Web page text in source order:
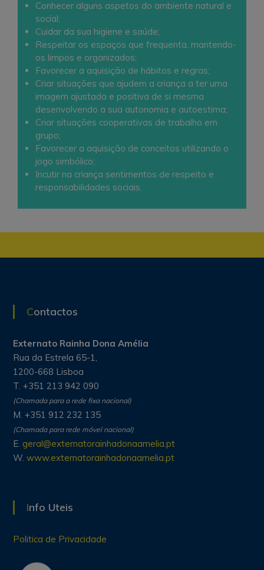
Conhecer alguns aspetos do ambiente natural e
social;
Cuidar da sua higiene e saúde;
Respeitar os espaços que frequenta, mantendo-
os limpos e organizados;
Favorecer a aquisição de hábitos e regras;
Criar situações que ajudem a criança a ter uma
imagem ajustada e positiva de si mesma
desenvolvendo a sua autonomia e autoestima;
Criar situações cooperativas de trabalho em
grupo;
Favorecer a aquisição de conceitos utilizando o
jogo simbólico;
Incutir na criança sentimentos de respeito e
responsabilidades sociais.
Contactos
Externato Rainha Dona Amélia
Rua da Estrela 65-1,
1200-668 Lisboa
T. +351 213 942 090
(Chamada para a rede fixa nacional)
M. +351 912 232 135
(Chamada para rede móvel nacional)
E. geral@externatorainhadonaamelia.pt
W. www.externatorainhadonaamelia.pt
Info Uteis
Politica de Privacidade